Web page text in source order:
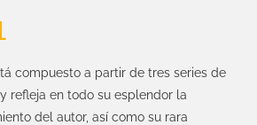
compuesto a partir de tres series de
refleja en todo su esplendor la
del autor, así como su rara